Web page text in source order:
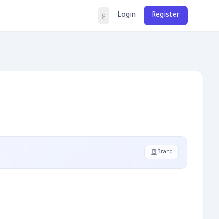
ع Login Register
Brand